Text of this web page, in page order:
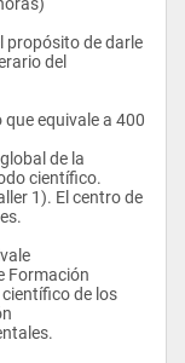
del
científico.
Formación